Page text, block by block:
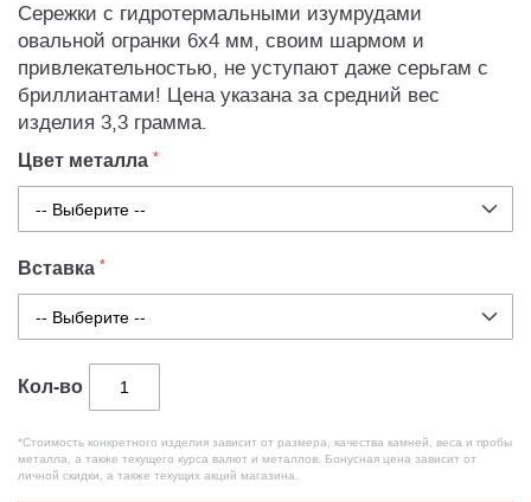
Сережки с гидротермальными изумрудами
овальной огранки 6х4 мм, своим шармом и
привлекательностью, не уступают даже серьгам с
бриллиантами! Цена указана за средний вес
изделия 3,3 грамма.
Цвет металла
Вставка
Кол-во
*Стоимость конкретного изделия зависит от размера, качества камней, веса и пробы
металла, а также текущего курса валют и металлов. Бонусная цена зависит от
личной скидки, а также текущих акций магазина.